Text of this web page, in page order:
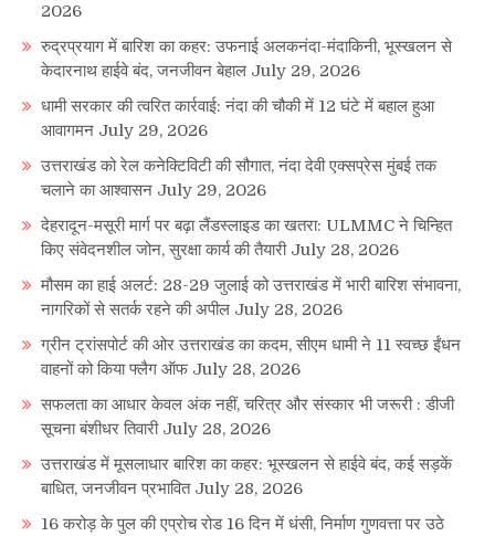
2026
रुद्रप्रयाग में बारिश का कहर: उफनाई अलकनंदा-मंदाकिनी, भूस्खलन से
केदारनाथ हाईवे बंद, जनजीवन बेहाल July 29, 2026
धामी सरकार की त्वरित कार्रवाई: नंदा की चौकी में 12 घंटे में बहाल हुआ
आवागमन July 29, 2026
उत्तराखंड को रेल कनेक्टिविटी की सौगात, नंदा देवी एक्सप्रेस मुंबई तक
चलाने का आश्वासन July 29, 2026
देहरादून-मसूरी मार्ग पर बढ़ा लैंडस्लाइड का खतरा: ULMMC ने चिन्हित
किए संवेदनशील जोन, सुरक्षा कार्य की तैयारी July 28, 2026
मौसम का हाई अलर्ट: 28-29 जुलाई को उत्तराखंड में भारी बारिश संभावना,
नागरिकों से सतर्क रहने की अपील July 28, 2026
ग्रीन ट्रांसपोर्ट की ओर उत्तराखंड का कदम, सीएम धामी ने 11 स्वच्छ ईंधन
वाहनों को किया फ्लैग ऑफ July 28, 2026
सफलता का आधार केवल अंक नहीं, चरित्र और संस्कार भी जरूरी : डीजी
सूचना बंशीधर तिवारी July 28, 2026
उत्तराखंड में मूसलाधार बारिश का कहर: भूस्खलन से हाईवे बंद, कई सड़कें
बाधित, जनजीवन प्रभावित July 28, 2026
16 करोड़ के पुल की एप्रोच रोड 16 दिन में धंसी, निर्माण गुणवत्ता पर उठे